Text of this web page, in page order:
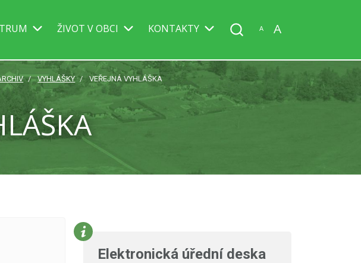
ŽIVOT V OBCI KONTAKTY A A
VYHLÁŠKY VEŘEJNÁ VYHLÁŠKA
Elektronická úřední deska